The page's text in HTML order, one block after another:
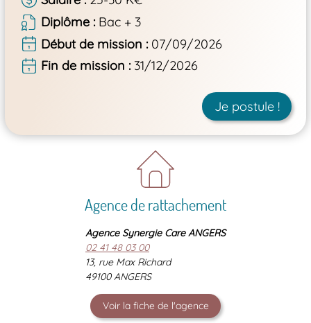
Diplôme
Bac + 3
Début de mission
07/09/2026
Fin de mission
31/12/2026
Je postule !
Agence de rattachement
Agence Synergie Care ANGERS
02 41 48 03 00
13, rue Max Richard
49100 ANGERS
Voir la fiche de l'agence